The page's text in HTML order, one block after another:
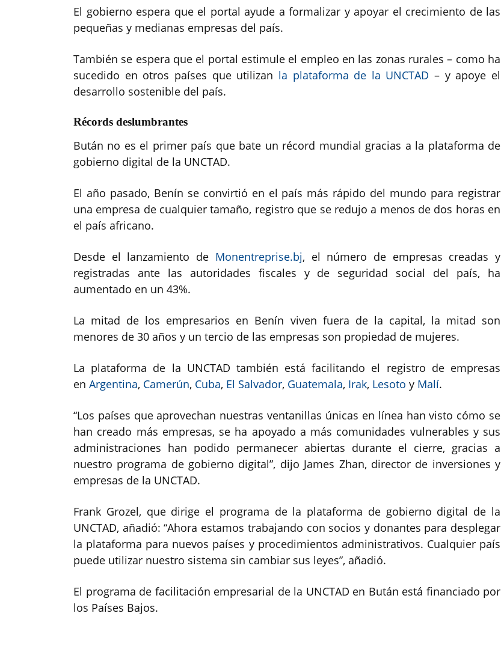
El gobierno espera que el portal ayude a formalizar y apoyar el crecimiento de las
pequeñas y medianas empresas del país.
También se espera que el portal estimule el empleo en las zonas rurales – como ha
sucedido en otros países que utilizan la plataforma de la UNCTAD – y apoye el
desarrollo sostenible del país.
Récords deslumbrantes
Bután no es el primer país que bate un récord mundial gracias a la plataforma de
gobierno digital de la UNCTAD.
El año pasado, Benín se convirtió en el país más rápido del mundo para registrar
una empresa de cualquier tamaño, registro que se redujo a menos de dos horas en
el país africano.
Desde el lanzamiento de Monentreprise.bj, el número de empresas creadas y
registradas ante las autoridades fiscales y de seguridad social del país, ha
aumentado en un 43%.
La mitad de los empresarios en Benín viven fuera de la capital, la mitad son
menores de 30 años y un tercio de las empresas son propiedad de mujeres.
La plataforma de la UNCTAD también está facilitando el registro de empresas
en Argentina, Camerún, Cuba, El Salvador, Guatemala, Irak, Lesoto y Malí.
“Los países que aprovechan nuestras ventanillas únicas en línea han visto cómo se
han creado más empresas, se ha apoyado a más comunidades vulnerables y sus
administraciones han podido permanecer abiertas durante el cierre, gracias a
nuestro programa de gobierno digital”, dijo James Zhan, director de inversiones y
empresas de la UNCTAD.
Frank Grozel, que dirige el programa de la plataforma de gobierno digital de la
UNCTAD, añadió: “Ahora estamos trabajando con socios y donantes para desplegar
la plataforma para nuevos países y procedimientos administrativos. Cualquier país
puede utilizar nuestro sistema sin cambiar sus leyes”, añadió.
El programa de facilitación empresarial de la UNCTAD en Bután está financiado por
los Países Bajos.